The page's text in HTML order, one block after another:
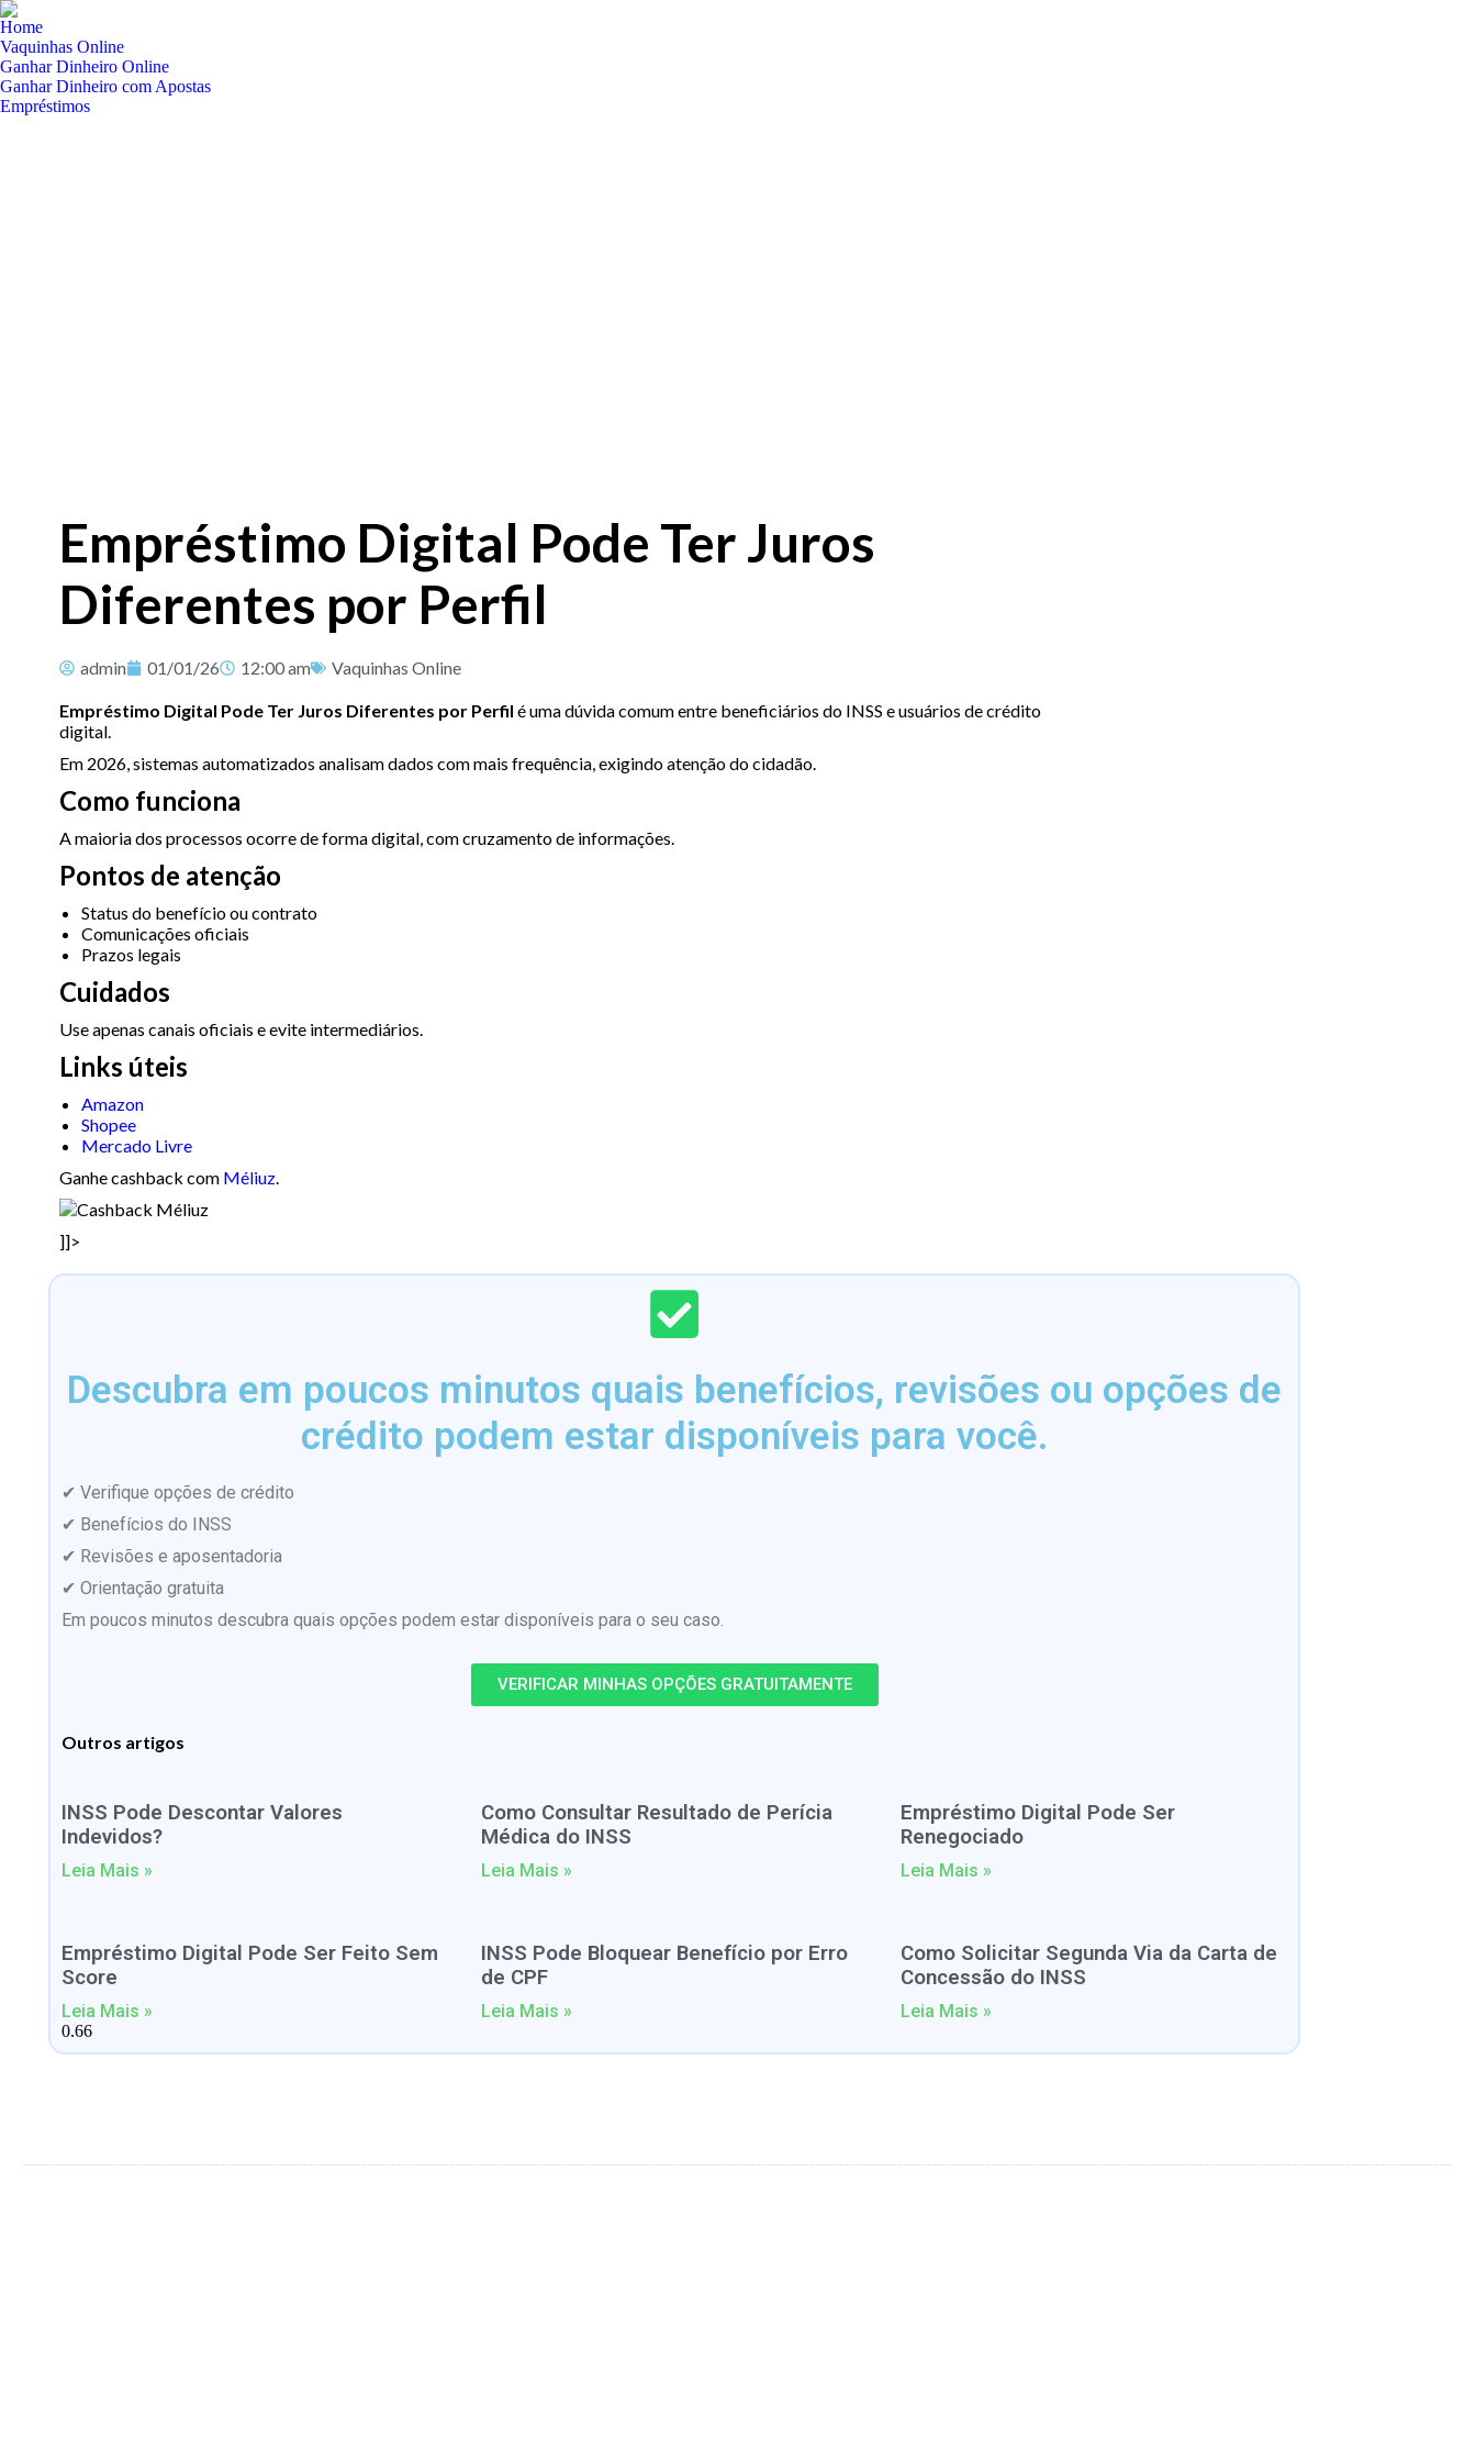
Home
Vaquinhas Online
Ganhar Dinheiro Online
Ganhar Dinheiro com Apostas
Empréstimos
Empréstimo Digital Pode Ter Juros
Diferentes por Perfil
admin 01/01/26 12:00 am Vaquinhas Online
Empréstimo Digital Pode Ter Juros Diferentes por Perfil é uma dúvida comum entre beneficiários do INSS e usuários de crédito
digital.
Em 2026, sistemas automatizados analisam dados com mais frequência, exigindo atenção do cidadão.
Como funciona
A maioria dos processos ocorre de forma digital, com cruzamento de informações.
Pontos de atenção
Status do benefício ou contrato
Comunicações oficiais
Prazos legais
Cuidados
Use apenas canais oficiais e evite intermediários.
Links úteis
Amazon
Shopee
Mercado Livre
Ganhe cashback com Méliuz.
]]>
Descubra em poucos minutos quais benefícios, revisões ou opções de
crédito podem estar disponíveis para você.
✔ Verifique opções de crédito
✔ Benefícios do INSS
✔ Revisões e aposentadoria
✔ Orientação gratuita
Em poucos minutos descubra quais opções podem estar disponíveis para o seu caso.
VERIFICAR MINHAS OPÇÕES GRATUITAMENTE
Outros artigos
INSS Pode Descontar Valores
Indevidos?
Leia Mais »
Como Consultar Resultado de Perícia
Médica do INSS
Leia Mais »
Empréstimo Digital Pode Ser
Renegociado
Leia Mais »
Empréstimo Digital Pode Ser Feito Sem
Score
Leia Mais »
INSS Pode Bloquear Benefício por Erro
de CPF
Leia Mais »
Como Solicitar Segunda Via da Carta de
Concessão do INSS
Leia Mais »